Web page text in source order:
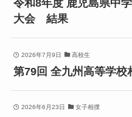
令和8年度 鹿児島県中
大会 結果
2026年7月9日 高校生
第79回 全九州高等学
2026年6月23日 女子相撲